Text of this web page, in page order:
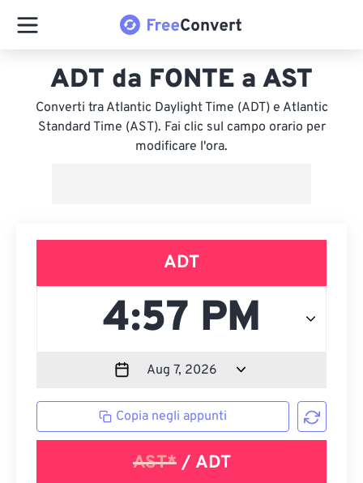
ADT da FONTE a AST
Converti tra Atlantic Daylight Time (ADT) e Atlantic
Standard Time (AST). Fai clic sul campo orario per
modificare l'ora.
ADT
Copia negli appunti
AST*/ ADT